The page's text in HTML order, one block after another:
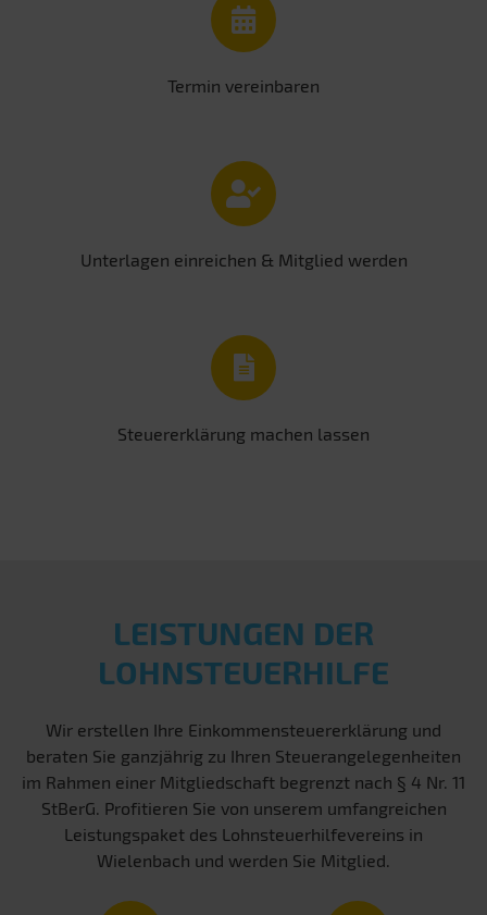
Termin vereinbaren
Unterlagen einreichen & Mitglied werden
Steuererklärung machen lassen
LEISTUNGEN DER
LOHNSTEUERHILFE
Wir erstellen Ihre Einkommensteuererklärung und
beraten Sie ganzjährig zu Ihren Steuerangelegenheiten
im Rahmen einer Mitgliedschaft begrenzt nach § 4 Nr. 11
StBerG. Profitieren Sie von unserem umfangreichen
Leistungspaket des Lohnsteuerhilfevereins in
Wielenbach und werden Sie Mitglied.